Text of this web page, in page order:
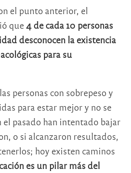
el punto anterior, el
que4 de cada 10 personas
desconocen la existencia
para su
personas con sobrepeso y
para estar mejor y no se
el pasado han intentado bajar
o si alcanzaron resultados,
hoy existen caminos
es un pilar más del